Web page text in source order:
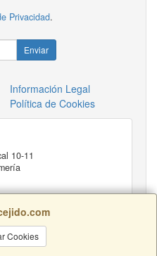
Cookies
Privacidad.
Enviar
Información Legal
Política de Cookies
10-11